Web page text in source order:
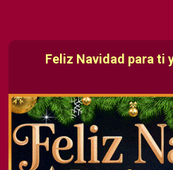
Feliz Navidad para ti